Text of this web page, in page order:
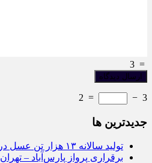
=
3
3
−
=
2
جديدترين ها
تولید سالانه ۱۳ هزار تن عسل در اردبیل
برقراری پرواز پارس‌آباد – تهران